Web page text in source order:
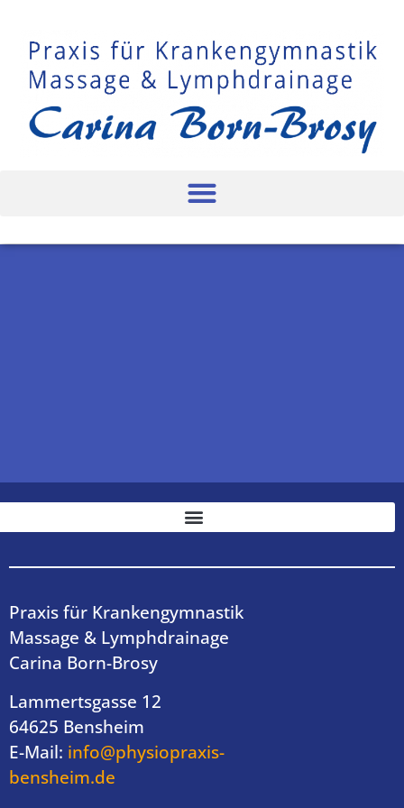
Praxis für Krankengymnastik
Massage & Lymphdrainage
Carina Born-Brosy
Lammertsgasse 12
64625 Bensheim
E-Mail: info@physiopraxis-
bensheim.de